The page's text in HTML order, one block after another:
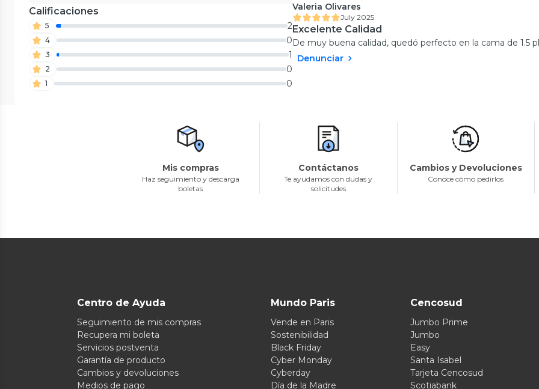
Calificaciones
5 2
4 0
3 1
2 0
1 0
Valeria Olivares
July 2025
Excelente Calidad
De muy buena calidad, quedó perfecto en la cama de 1.5
Denunciar
Mis compras
Haz seguimiento y descarga
boletas
Contáctanos
Te ayudamos con dudas y
solicitudes
Cambios y Devoluciones
Conoce cómo pedirlos
Centro de Ayuda
Seguimiento de mis compras
Recupera mi boleta
Servicios postventa
Garantía de producto
Cambios y devoluciones
Medios de pago
Mundo Paris
Vende en Paris
Sostenibilidad
Black Friday
Cyber Monday
Cyberday
Día de la Madre
Cencosud
Jumbo Prime
Jumbo
Easy
Santa Isabel
Tarjeta Cencosud
Scotiabank